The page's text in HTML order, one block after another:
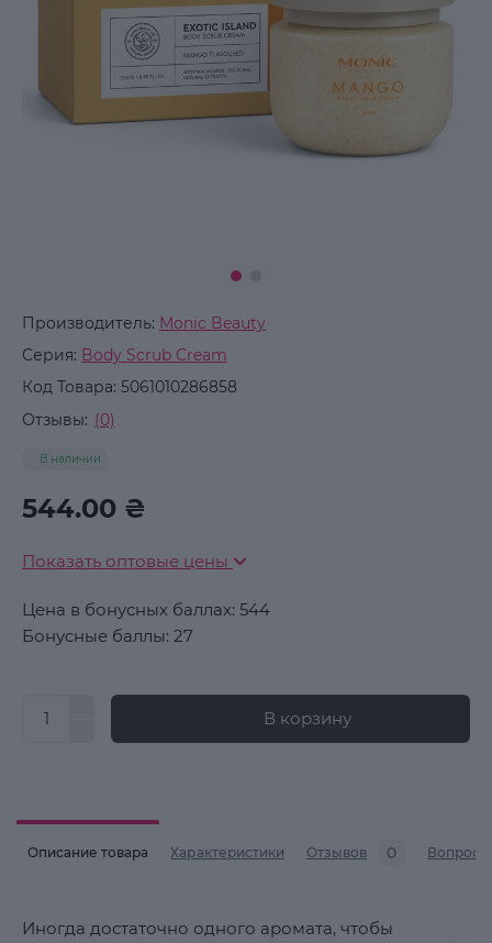
Производитель: Monic Beauty
Серия: Body Scrub Cream
Код Товара: 5061010286858
Отзывы: (0)
В наличии
544.00 ₴
Показать оптовые цены
Цена в бонусных баллах: 544
Бонусные баллы: 27
В корзину
Описание товара Характеристики Отзывов 0 Вопросы
Иногда достаточно одного аромата, чтобы